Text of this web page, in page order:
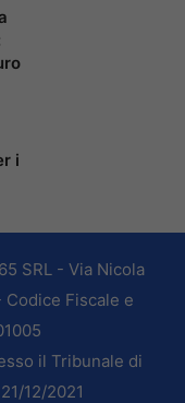
i
SRL - Via Nicola
Codice Fiscale e
il Tribunale di
12/2021